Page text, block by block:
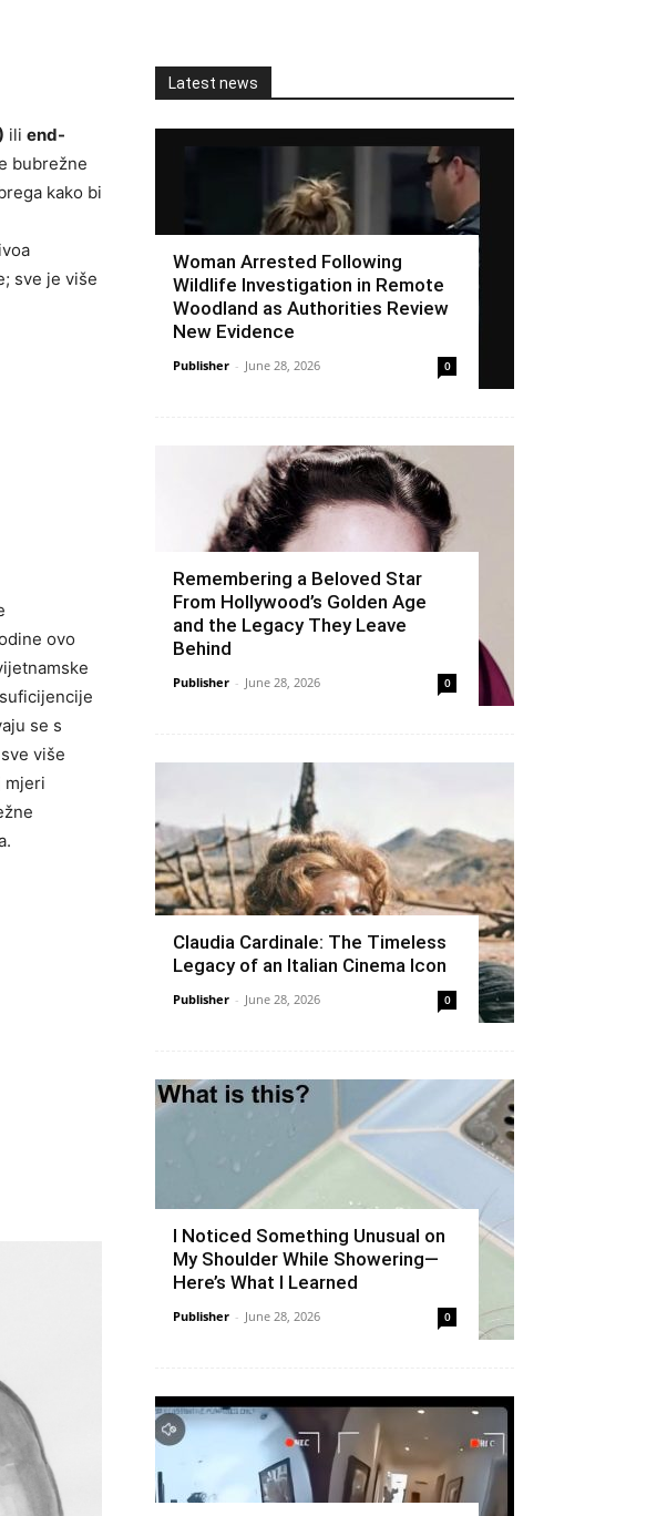
ili end-
bubrežne
kako bi
sve je više
ovo
se s
više
mjeri
Latest news
Woman Arrested Following
Wildlife Investigation in Remote
Woodland as Authorities Review
New Evidence
Publisher - June 28, 2026 0
Remembering a Beloved Star
From Hollywood’s Golden Age
and the Legacy They Leave
Behind
Publisher - June 28, 2026 0
Claudia Cardinale: The Timeless
Legacy of an Italian Cinema Icon
Publisher - June 28, 2026 0
I Noticed Something Unusual on
My Shoulder While Showering—
Here’s What I Learned
Publisher - June 28, 2026 0